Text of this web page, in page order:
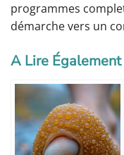
programmes
démarche vers un
A Lire Également